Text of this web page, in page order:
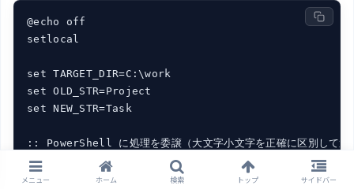
@echo off
setlocal
set TARGET_DIR=C:\work
set OLD_STR=Project
set NEW_STR=Task
:: PowerShell に処理を委譲（大文字小文字を正確に区別して置
powershell -NoProfile -Command
    $dir = '%TARGET_DIR%'
メニュー ホーム 検索 トップ サイドバー